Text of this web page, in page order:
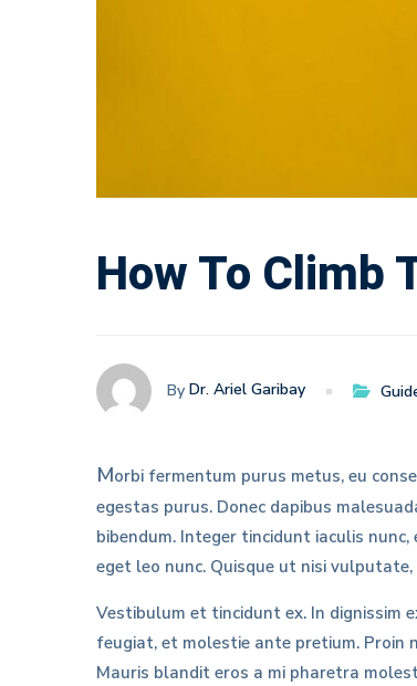
Youth
How To Climb
By Dr. Ariel Garibay
Morbi fermentum purus metus, eu
egestas purus. Donec dapibus
bibendum. Integer tincidunt iaculis
eget leo nunc. Quisque ut nisi
Vestibulum et tincidunt ex. In dignissim
feugiat, et molestie ante pretium. Proin
Mauris blandit eros a mi pharetra